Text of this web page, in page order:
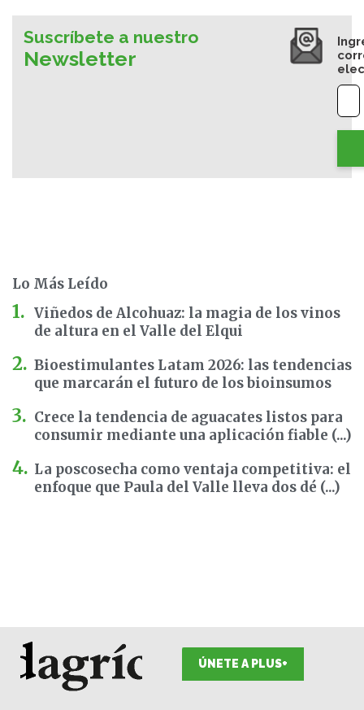
Suscríbete a nuestro
Newsletter
Lo Más Leído
Viñedos de Alcohuaz: la magia de los vinos
de altura en el Valle del Elqui
Bioestimulantes Latam 2026: las tendencias
que marcarán el futuro de los bioinsumos
Crece la tendencia de aguacates listos para
consumir mediante una aplicación fiable (...)
La poscosecha como ventaja competitiva: el
enfoque que Paula del Valle lleva dos dé (...)
ÚNETE A PLUS+